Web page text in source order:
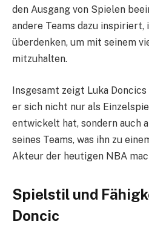
den Ausgang von Spielen
andere Teams dazu
überdenken, um mit seinem
mitzuhalten.
Insgesamt zeigt Luka
er sich nicht nur als
entwickelt hat, sondern auch
seines Teams, was ihn zu
Akteur der heutigen NBA
Spielstil und
Doncic